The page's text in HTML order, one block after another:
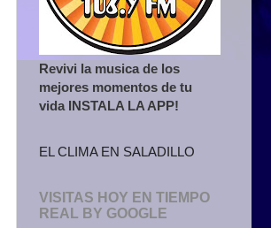
Revivi la musica de los
mejores momentos de tu
vida INSTALA LA APP!
EL CLIMA EN SALADILLO
VISITAS HOY EN TIEMPO
REAL BY GOOGLE